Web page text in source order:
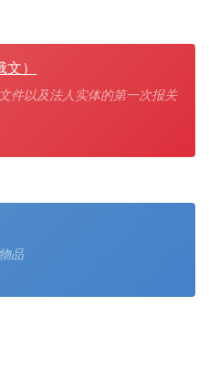
）
件以及法人实体的第一次报关
品